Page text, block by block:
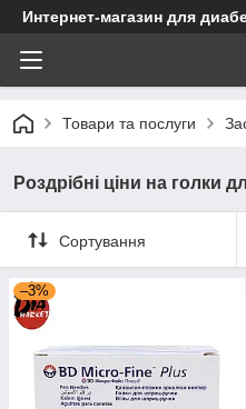
Интернет-магазин для
Товари та послуги
Роздрібні ціни на голки
Сортування
–3%